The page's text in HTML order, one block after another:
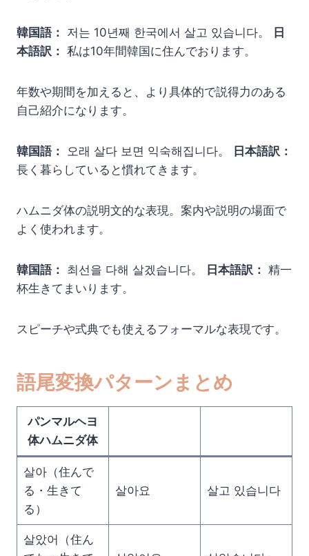
韓国語： 저는 10년째 한국에서 살고 있습니다。
日
本語訳： 私は10年間韓国に住んでおります。
年数や期間を加えると、より具体的で説得力のある
自己紹介になります。
韓国語： 오래 살다 보면 익숙해집니다。
日本語訳：
長く暮らしていると慣れてきます。
ハムニダ体の説明文的な表現。案内や説明の場面で
よく使われます。
韓国語： 최선을 다해 살겠습니다。 日本語訳： 精一
杯生きてまいります。
スピーチや式典でも使えるフォーマルな表現です。
語尾変換パターンまとめ
パンマルヘヨ
体ハムニダ体
살아（住んで
る・生きて
る）
살아요 살고 있습니다
살았어（住ん